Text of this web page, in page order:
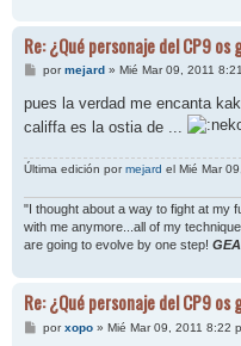
Re: ¿Qué personaje del CP9 os
M
n
s
a
e
pormejard» Mié Mar 09, 2011
pues la verdad me encanta
califfa es la ostia de ...
Última edición pormejard el Mié Mar
"I thought about a way to fight at my
with me anymore...all of my
are going to evolve by one step!
Re: ¿Qué personaje del CP9 os
Mporxopo» Mié Mar 09, 2011 8:22